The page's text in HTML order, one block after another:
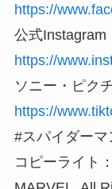
https://
公式Instagram
https://
ソニー・ピク
https://
#スパイダー
コピーライト